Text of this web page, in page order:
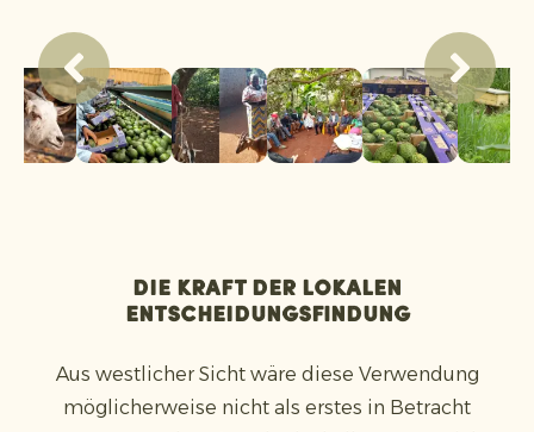
Die Kraft der lokalen
Entscheidungsfindung
Aus westlicher Sicht wäre diese Verwendung
möglicherweise nicht als erstes in Betracht